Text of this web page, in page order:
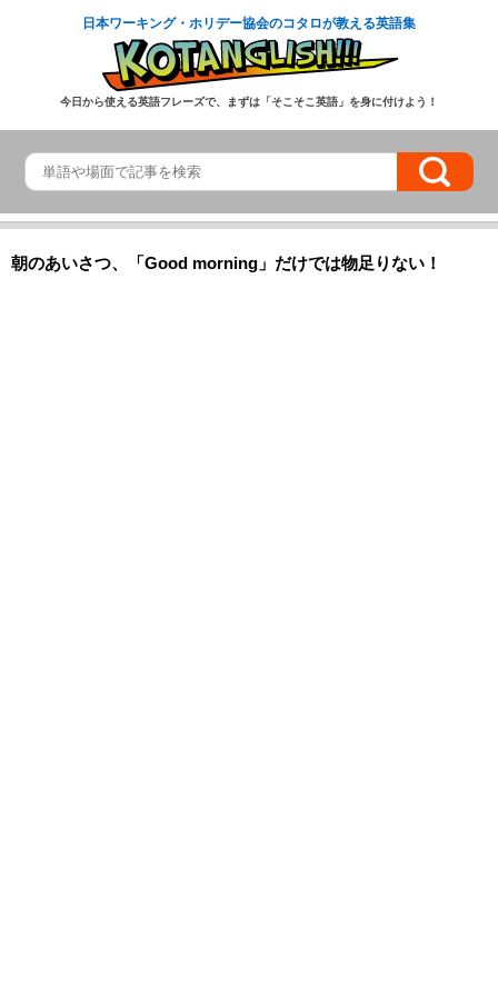
日本ワーキング・ホリデー協会のコタロが教える英語集
今日から使える英語フレーズで、まずは「そこそこ英語」を身に付けよう！
朝のあいさつ、「Good morning」だけでは物足りない！